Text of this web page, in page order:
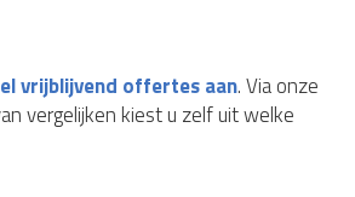
vrijblijvend offertes aan. Via onze
vergelijken kiest u zelf uit welke